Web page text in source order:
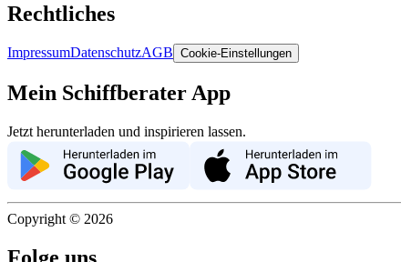
Rechtliches
ImpressumDatenschutzAGB Cookie-Einstellungen
Mein Schiffberater App
Jetzt herunterladen und inspirieren lassen.
Copyright © 2026